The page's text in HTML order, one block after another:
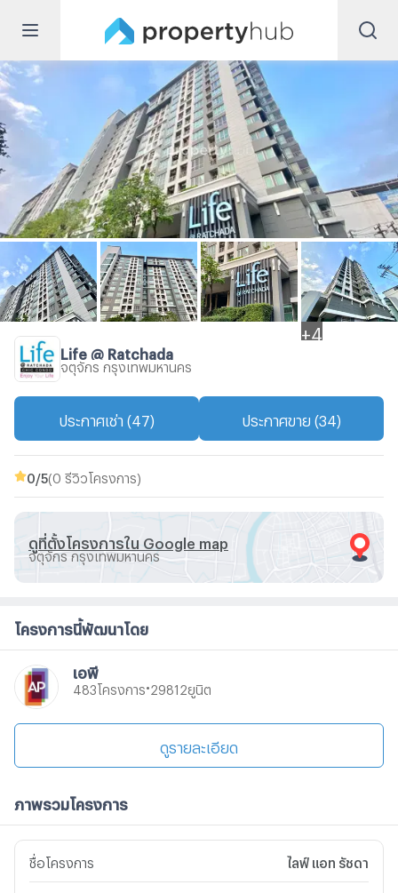
+ 4
Life @ Ratchada
จตุจักร กรุงเทพมหานคร
ประกาศเช่า (47) ประกาศขาย (34)
0 /5(0 รีวิวโครงการ)
ดูที่ตั้งโครงการใน Google map
จตุจักร กรุงเทพมหานคร
โครงการนี้พัฒนาโดย
เอพี
483โครงการ 29812ยูนิต
ดูรายละเอียด
ภาพรวมโครงการ
ชื่อโครงการ ไลฟ์ แอท รัชดา